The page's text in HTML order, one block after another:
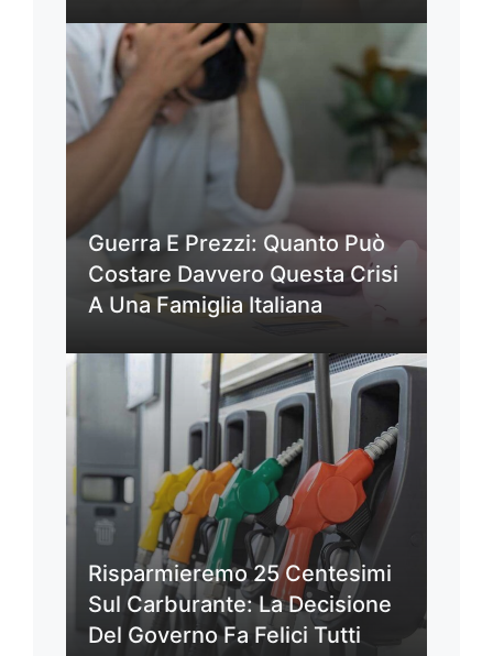
Guerra E Prezzi: Quanto Può
Costare Davvero Questa Crisi
A Una Famiglia Italiana
Risparmieremo 25 Centesimi
Sul Carburante: La Decisione
Del Governo Fa Felici Tutti